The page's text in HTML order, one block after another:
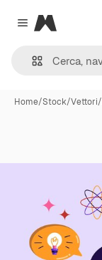
Close menu
Magnific
Home/Stock/Vettori/